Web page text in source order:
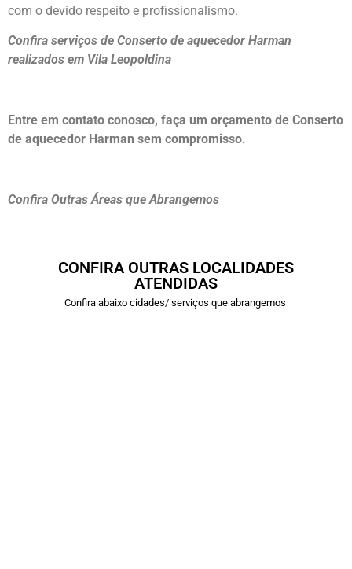
com o devido respeito e profissionalismo.
Confira serviços de Conserto de aquecedor Harman
realizados em Vila Leopoldina
Entre em contato conosco, faça um orçamento de Conserto
de aquecedor Harman sem compromisso.
Confira Outras Áreas que Abrangemos
CONFIRA OUTRAS LOCALIDADES
ATENDIDAS
Confira abaixo cidades/ serviços que abrangemos